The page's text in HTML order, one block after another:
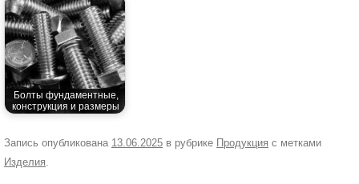
Болты фундаментные,
конструкция и размеры
Запись опубликована 13.06.2025 в рубрике Продукция с метками
Изделия